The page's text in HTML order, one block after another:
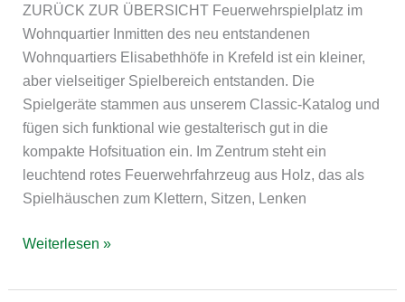
ZURÜCK ZUR ÜBERSICHT Feuerwehrspielplatz im
Wohnquartier Inmitten des neu entstandenen
Wohnquartiers Elisabethhöfe in Krefeld ist ein kleiner,
aber vielseitiger Spielbereich entstanden. Die
Spielgeräte stammen aus unserem Classic-Katalog und
fügen sich funktional wie gestalterisch gut in die
kompakte Hofsituation ein. Im Zentrum steht ein
leuchtend rotes Feuerwehrfahrzeug aus Holz, das als
Spielhäuschen zum Klettern, Sitzen, Lenken
Weiterlesen »